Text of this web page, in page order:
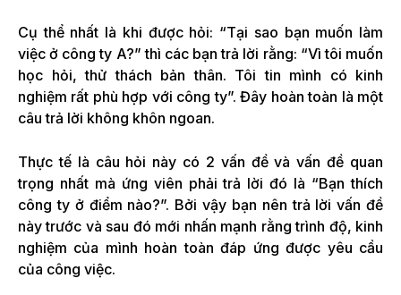
Cụ thể nhất là khi được hỏi: “Tại sao bạn muốn làm
việc ở công ty A?” thì các bạn trả lời rằng: “Vì tôi muốn
học hỏi, thử thách bản thân. Tôi tin mình có kinh
nghiệm rất phù hợp với công ty”. Đây hoàn toàn là một
câu trả lời không khôn ngoan.
Thực tế là câu hỏi này có 2 vấn đề và vấn đề quan
trọng nhất mà ứng viên phải trả lời đó là “Bạn thích
công ty ở điểm nào?”. Bởi vậy bạn nên trả lời vấn đề
này trước và sau đó mới nhấn mạnh rằng trình độ, kinh
nghiệm của mình hoàn toàn đáp ứng được yêu cầu
của công việc.